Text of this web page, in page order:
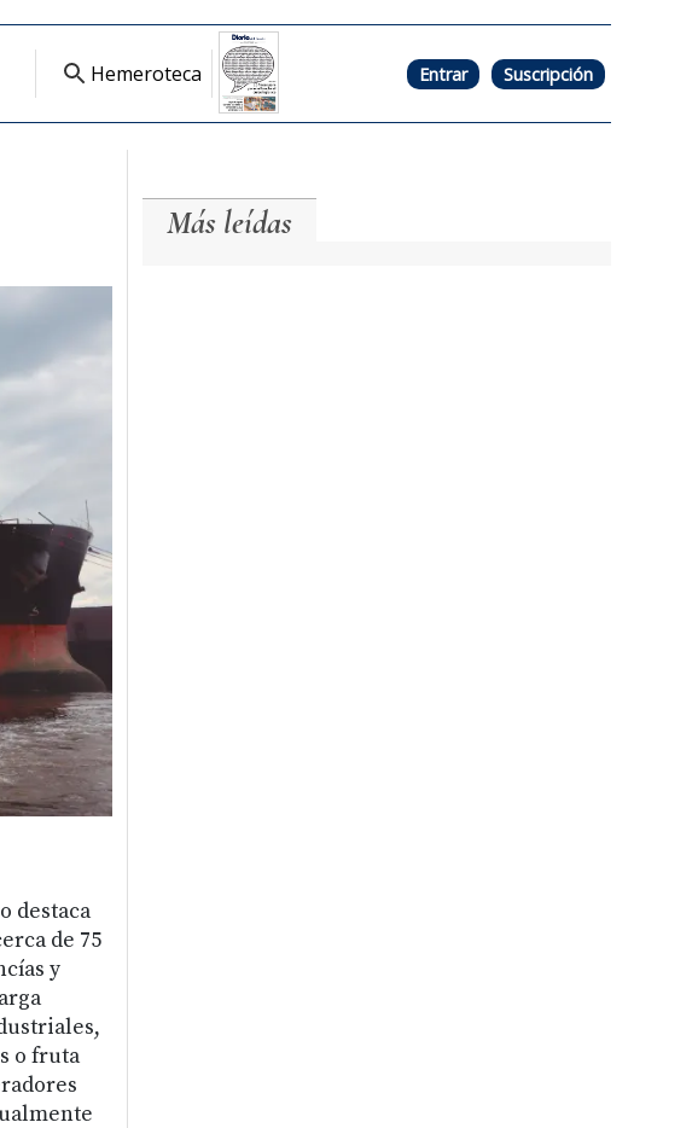
Hemeroteca Entrar Suscripción
destaca
de 75
y
o fruta
Más leídas